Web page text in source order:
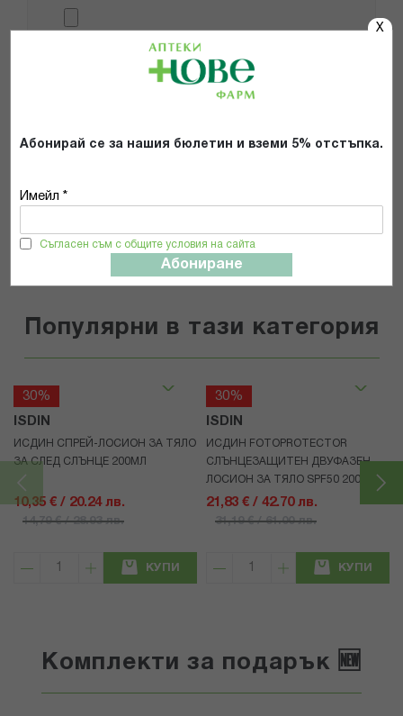
X
Абонирай се за нашия бюлетин и вземи 5% отстъпка.
Имейл *
Съгласен съм с общите условия на сайта
Абониране
Препоръчвам продукта
Прочетох и се съгласявам с
Популярни в тази категория
30%
ISDIN
ИСДИН СПРЕЙ-ЛОСИОН ЗА ТЯЛО
ЗА СЛЕД СЛЪНЦЕ 200МЛ
10,35 € / 20.24 лв.
14,79 € / 28.93 лв.
КУПИ
30%
ISDIN
ИСДИН FOTOPROTECTOR
СЛЪНЦЕЗАЩИТЕН ДВУФАЗЕН
ЛОСИОН ЗА ТЯЛО SPF50 200МЛ
21,83 € / 42.70 лв.
31,19 € / 61.00 лв.
КУПИ
Комплекти за подарък 🆕